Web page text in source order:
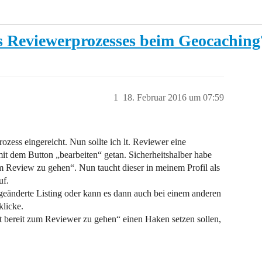
beim
18. Februar 2016 um 07:59
1
eingereicht. Nun sollte ich lt. Reviewer eine
dem Button „bearbeiten“ getan. Sicherheitshalber habe
Review zu gehen“. Nun taucht dieser in meinem Profil als
Listing oder kann es dann auch bei einem anderen
zum Reviewer zu gehen“ einen Haken setzen sollen,